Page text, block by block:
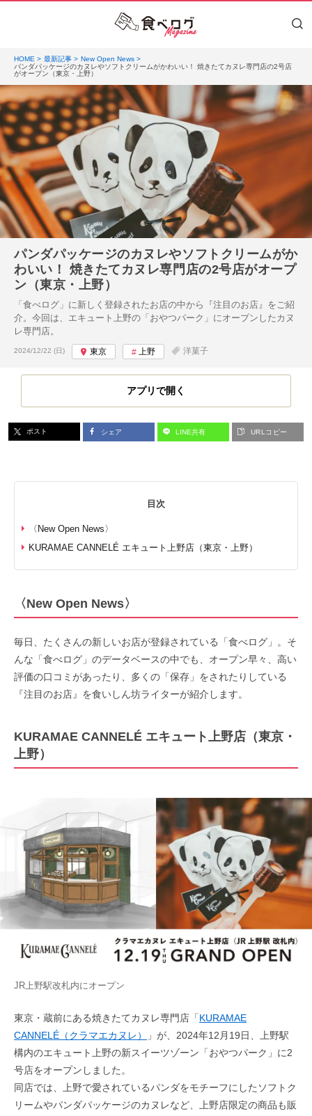
HOME 最新記事
New Open News
パンダパッケージのカヌレやソフトクリームがかわいい！ 焼きたてカヌレ専門店の2号店
がオープン（東京・上野）
パンダパッケージのカヌレやソフトクリームがか
わいい！ 焼きたてカヌレ専門店の2号店がオープ
ン（東京・上野）
「食べログ」に新しく登録されたお店の中から『注目のお店』をご紹
介。今回は、エキュート上野の「おやつパーク」にオープンしたカヌ
レ専門店。
投稿日:
2024/12/22 (日) 東京 上野 洋菓子
アプリで開く
ポスト シェア LINE共有 URLコピー
目次
〈New Open News〉
KURAMAE CANNELÉ エキュート上野店（東京・上野）
〈New Open News〉
毎日、たくさんの新しいお店が登録されている「食べログ」。そ
んな「食べログ」のデータベースの中でも、オープン早々、高い
評価の口コミがあったり、多くの「保存」をされたりしている
『注目のお店』を食いしん坊ライターが紹介します。
KURAMAE CANNELÉ エキュート上野店（東京・
上野）
JR上野駅改札内にオープン
東京・蔵前にある焼きたてカヌレ専門店「KURAMAE
CANNELÉ（クラマエカヌレ）
」が、2024年12月19日、上野駅
構内のエキュート上野の新スイーツゾーン「おやつパーク」に2
号店をオープンしました。
同店では、上野で愛されているパンダをモチーフにしたソフトク
リームやパンダパッケージのカヌレなど、上野店限定の商品も販